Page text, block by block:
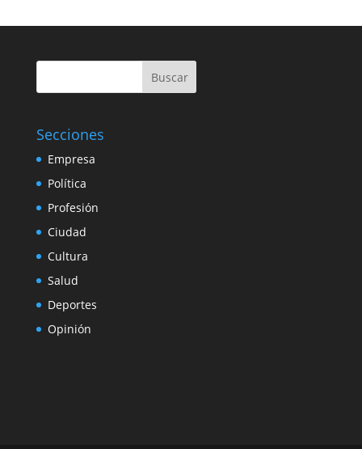
Buscar
Secciones
Empresa
Política
Profesión
Ciudad
Cultura
Salud
Deportes
Opinión